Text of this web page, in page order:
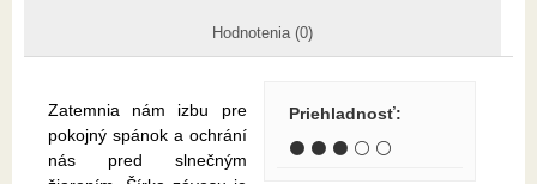
Hodnotenia (0)
Zatemnia nám izbu pre
pokojný spánok a ochrání
nás pred slnečným
Priehladnosť:
⚫ ⚫ ⚫ ⚪ ⚪